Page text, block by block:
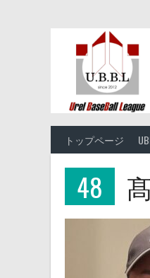
トップページ
48